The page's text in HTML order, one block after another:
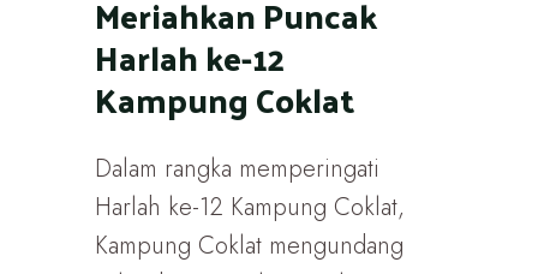
Meriahkan Puncak
Harlah ke-12
Kampung Coklat
Dalam rangka memperingati
Harlah ke-12 Kampung Coklat,
Kampung Coklat mengundang